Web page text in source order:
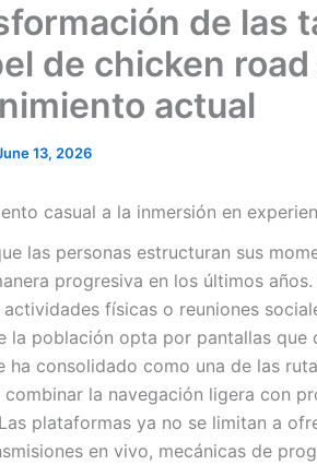
de las
de chicken road
actual
13, 2026
casual a la inmersión en
las personas estructuran sus
progresiva en los últimos
físicas o reuniones
la población opta por pantallas que
ha consolidado como una de las
combinar la navegación ligera con
plataformas ya no se limitan a
en vivo, mecánicas de